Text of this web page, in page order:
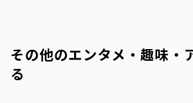
その他のエンタメ・趣味・
る